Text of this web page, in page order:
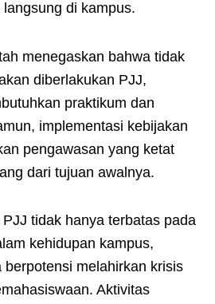
di kampus.
menegaskan bahwa tidak
diberlakukan PJJ,
praktikum dan
implementasi kebijakan
pengawasan yang ketat
dari tujuan awalnya.
tidak hanya terbatas pada
kehidupan kampus,
berpotensi melahirkan krisis
Aktivitas